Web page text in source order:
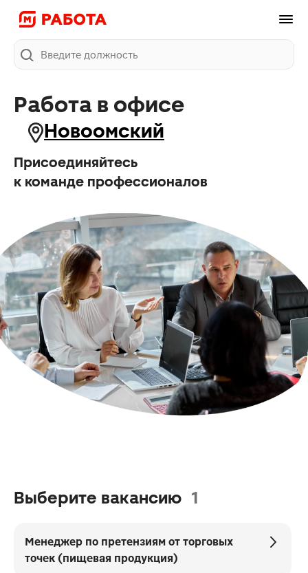
Работа в офисе
Новоомский
Присоединяйтесь
к команде профессионалов
Выберите вакансию 1
Менеджер по претензиям от торговых
точек (пищевая продукция)